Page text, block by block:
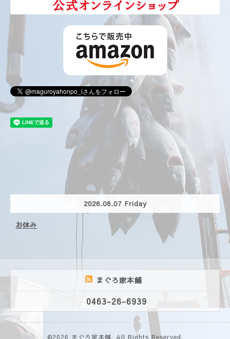
2026.08.07 Friday
お休み
まぐろ家本舗
0463-26-6939
©2026 まぐろ家本舗. All Rights Reserved.